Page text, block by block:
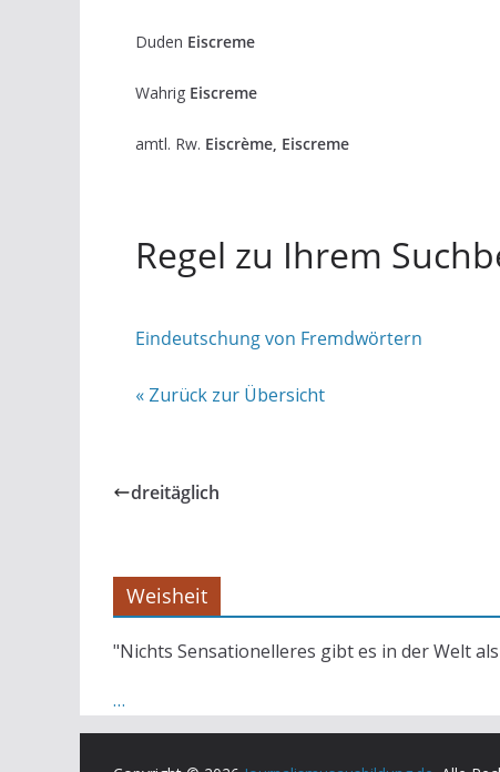
Duden Eiscreme
Wahrig Eiscreme
amtl. Rw. Eiscrème, Eiscreme
Regel zu Ihrem
Eindeutschung von Fremdwörtern
« Zurück zur Übersicht
dreitäglich
Weisheit
"Nichts Sensationelleres gibt es in der Welt
…